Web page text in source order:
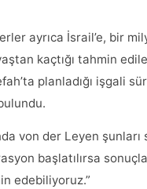
ayrıca İsrail’e, bir
kaçtığı tahmin
planladığı işgali
von der Leyen şunları
başlatılırsa
edebiliyoruz.”